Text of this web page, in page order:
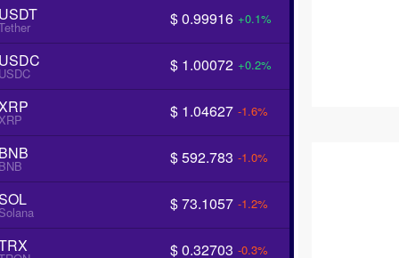
$ 0.99916 +0.1%
$ 1.00072 +0.2%
$ 1.04627 -1.6%
$ 592.783 -1.0%
$ 73.1057 -1.2%
$ 0.32703 -0.3%